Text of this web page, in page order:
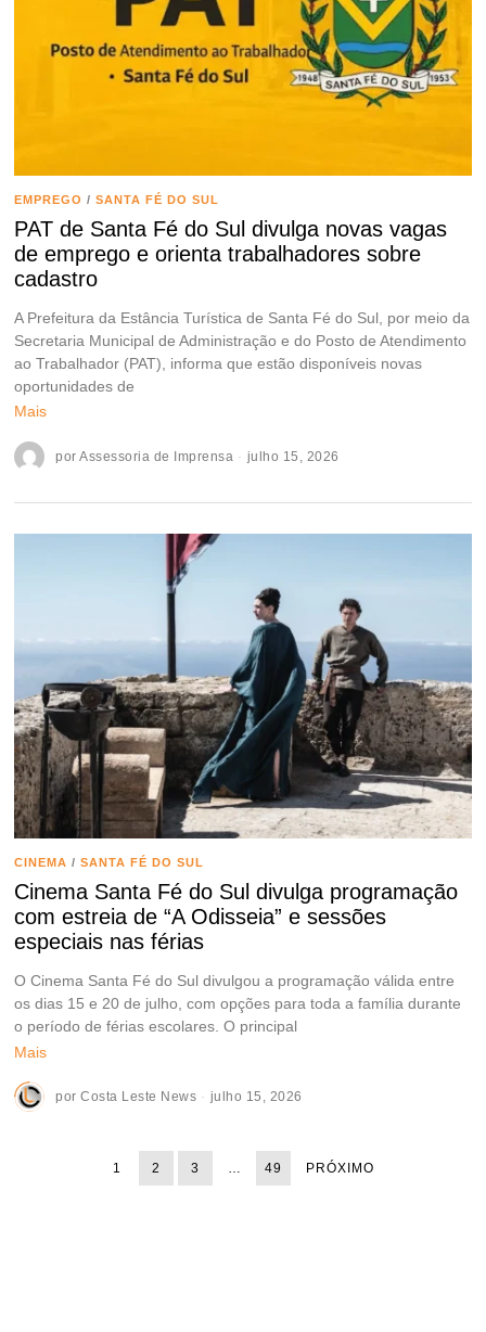
EMPREGO / SANTA FÉ DO SUL
PAT de Santa Fé do Sul divulga novas vagas
de emprego e orienta trabalhadores sobre
cadastro
A Prefeitura da Estância Turística de Santa Fé do Sul, por meio da
Secretaria Municipal de Administração e do Posto de Atendimento
ao Trabalhador (PAT), informa que estão disponíveis novas
oportunidades de
Mais
porAssessoria de Imprensa julho 15, 2026
CINEMA / SANTA FÉ DO SUL
Cinema Santa Fé do Sul divulga programação
com estreia de “A Odisseia” e sessões
especiais nas férias
O Cinema Santa Fé do Sul divulgou a programação válida entre
os dias 15 e 20 de julho, com opções para toda a família durante
o período de férias escolares. O principal
Mais
porCosta Leste News julho 15, 2026
1 2 3 … 49 PRÓXIMO